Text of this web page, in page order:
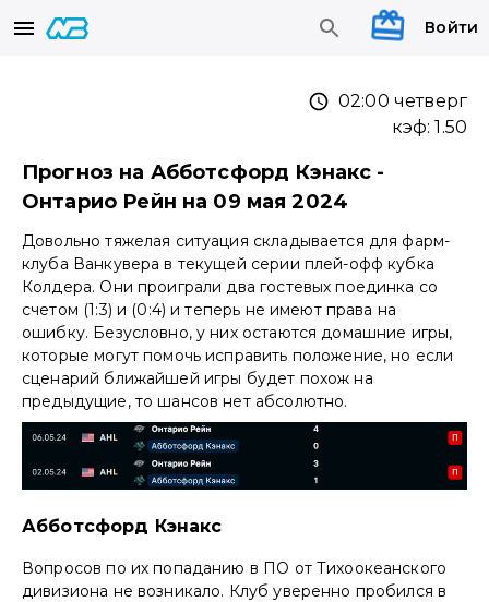
Войти
02:00 четверг
кэф:1.50
Прогноз на Абботсфорд Кэнакс -
Онтарио Рейн на 09 мая 2024
Довольно тяжелая ситуация складывается для фарм-
клуба Ванкувера в текущей серии плей-офф кубка
Колдера. Они проиграли два гостевых поединка со
счетом (1:3) и (0:4) и теперь не имеют права на
ошибку. Безусловно, у них остаются домашние игры,
которые могут помочь исправить положение, но если
сценарий ближайшей игры будет похож на
предыдущие, то шансов нет абсолютно.
Абботсфорд Кэнакс
Вопросов по их попаданию в ПО от Тихоокеанского
дивизиона не возникало. Клуб уверенно пробился в